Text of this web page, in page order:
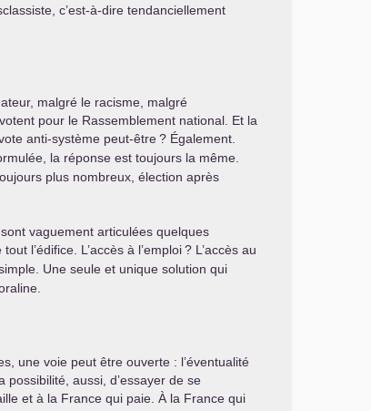
c’est-à-dire tendanciellement
malgré le racisme, malgré
pour le Rassemblement national. Et la
anti-système peut-être? Également.
la réponse est toujours la même.
plus nombreux, élection après
vaguement articulées quelques
l’édifice. L’accès à l’emploi? L’accès au
Une seule et unique solution qui
une voie peut être ouverte : l’éventualité
aussi, d’essayer de se
et à la France qui paie. À la France qui